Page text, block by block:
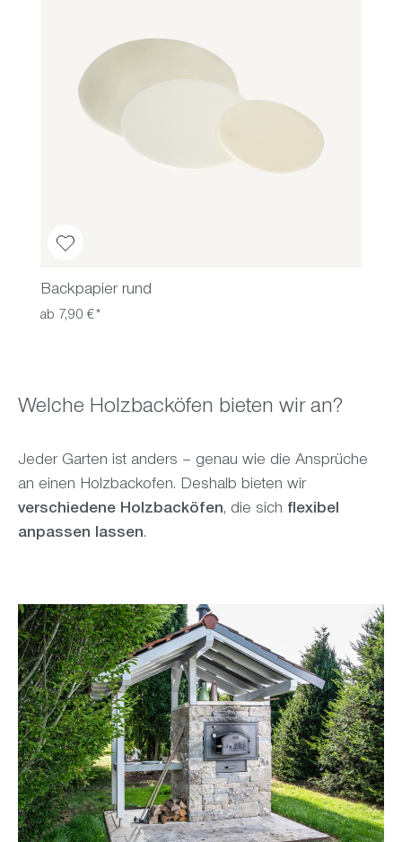
Backpapier rund
ab 7,90 €*
Welche Holzbacköfen bieten wir an?
Jeder Garten ist anders – genau wie die Ansprüche
an einen Holzbackofen. Deshalb bieten wir
verschiedene Holzbacköfen, die sich flexibel
anpassen lassen.